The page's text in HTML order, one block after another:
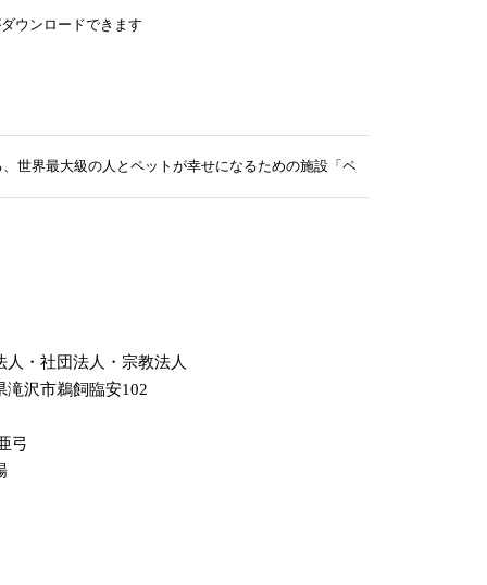
ウンロードできます
世界最大級の人とペットが幸せになるための施設「ペットの里」 9月20
人・社団法人・宗教法人
滝沢市鵜飼臨安102
弓